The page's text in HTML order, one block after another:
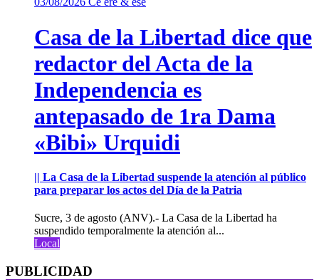
Casa de la Libertad dice que
redactor del Acta de la
Independencia es
antepasado de 1ra Dama
«Bibi» Urquidi
|| La Casa de la Libertad suspende la atención al público
para preparar los actos del Día de la Patria
Sucre, 3 de agosto (ANV).- La Casa de la Libertad ha
suspendido temporalmente la atención al...
Local
PUBLICIDAD